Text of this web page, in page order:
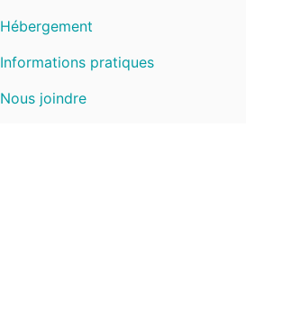
Hébergement
Informations pratiques
Nous joindre